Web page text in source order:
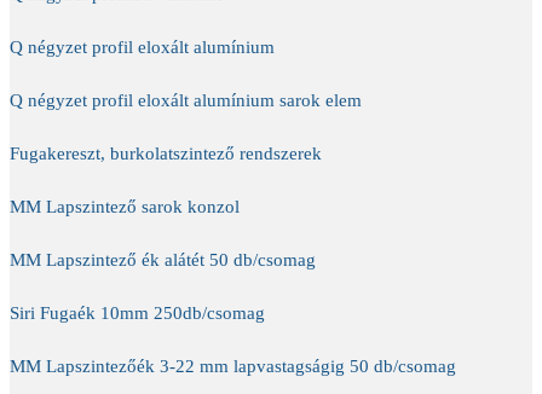
Q négyzet profil eloxált alumínium
Q négyzet profil eloxált alumínium sarok elem
Fugakereszt, burkolatszintező rendszerek
MM Lapszintező sarok konzol
MM Lapszintező ék alátét 50 db/csomag
Siri Fugaék 10mm 250db/csomag
MM Lapszintezőék 3-22 mm lapvastagságig 50 db/csomag